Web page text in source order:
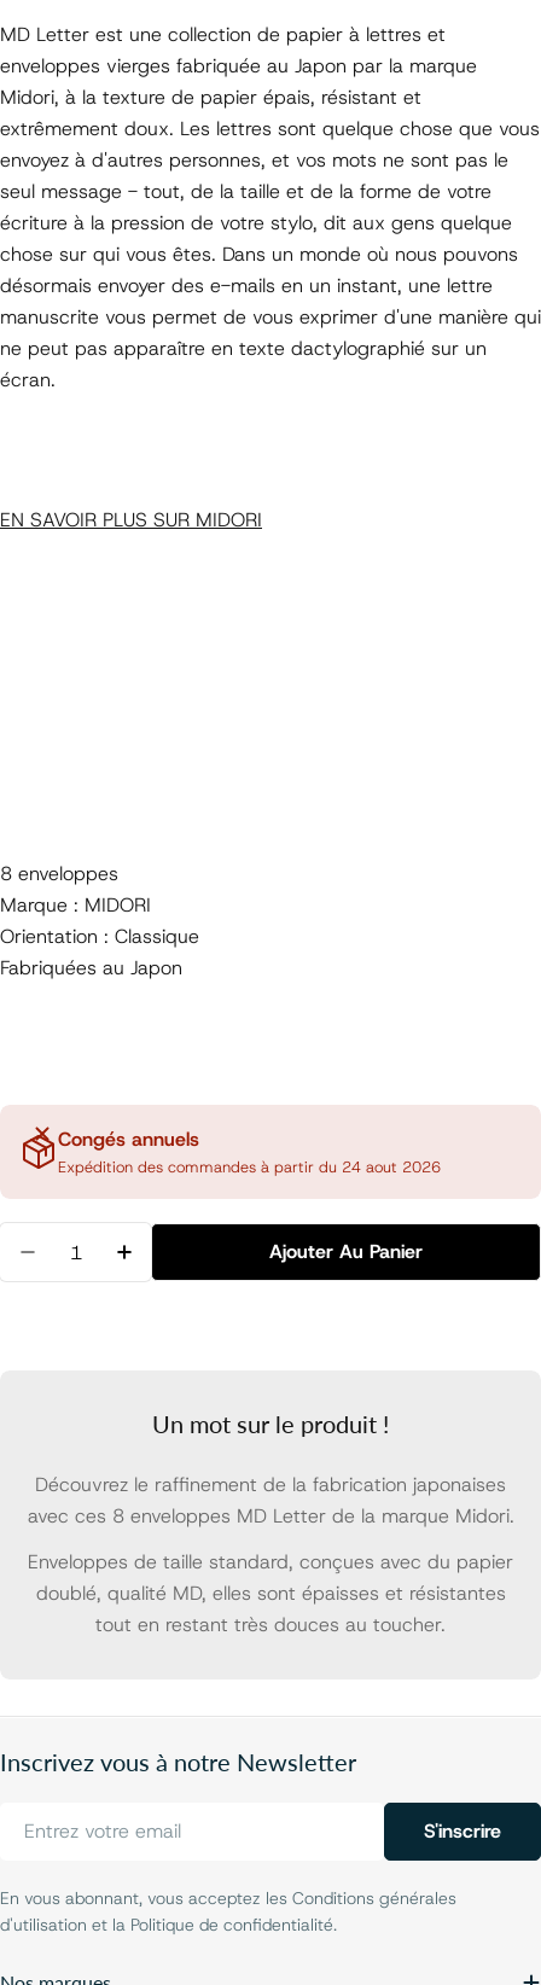
MD Letter est une collection de papier à lettres et
enveloppes vierges fabriquée au Japon par la marque
Midori, à la texture de papier épais, résistant et
extrêmement doux. Les lettres sont quelque chose que vous
envoyez à d'autres personnes, et vos mots ne sont pas le
seul message - tout, de la taille et de la forme de votre
écriture à la pression de votre stylo, dit aux gens quelque
chose sur qui vous êtes. Dans un monde où nous pouvons
désormais envoyer des e-mails en un instant, une lettre
manuscrite vous permet de vous exprimer d'une manière qui
ne peut pas apparaître en texte dactylographié sur un
écran.
EN SAVOIR PLUS SUR MIDORI
8 enveloppes
Marque : MIDORI
Orientation : Classique
Fabriquées au Japon
Congés annuels
Expédition des commandes à partir du 24 aout 2026
Diminuer La Quantité Pour MD Enveloppes,
Augmenter La Quantité Pour MD
Ajouter Au Panier
Un mot sur le produit !
Découvrez le raffinement de la fabrication japonaises
avec ces 8 enveloppes MD Letter de la marque Midori.
Enveloppes de taille standard, conçues avec du papier
doublé, qualité MD, elles sont épaisses et résistantes
tout en restant très douces au toucher.
Inscrivez vous à notre Newsletter
S'inscrire
En vous abonnant, vous acceptez les Conditions générales
d'utilisation et la Politique de confidentialité.